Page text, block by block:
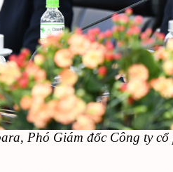
Phó Giám đốc Công ty